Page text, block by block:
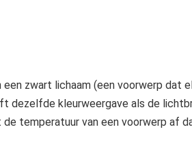
zwart lichaam (een voorwerp dat
kleurweergave als de
temperatuur van een voorwerp af